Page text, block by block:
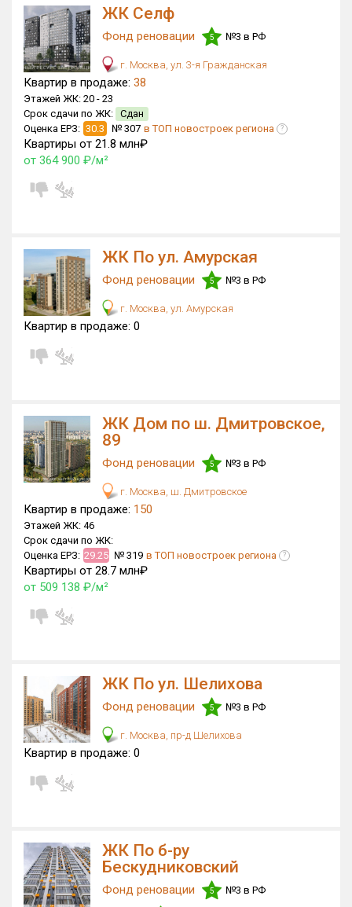
ЖК Селф
Фонд реновации 5 №3 в РФ
г. Москва, ул. 3-я Гражданская
Квартир в продаже: 38
Этажей ЖК: 20 - 23
Срок сдачи по ЖК: Сдан
Оценка ЕРЗ: 30.3 № 307 в ТОП новостроек региона ?
Квартиры от 21.8 млн₽
от 364 900 ₽/м²
ЖК По ул. Амурская
Фонд реновации 5 №3 в РФ
г. Москва, ул. Амурская
Квартир в продаже: 0
ЖК Дом по ш. Дмитровское,
89
Фонд реновации 5 №3 в РФ
г. Москва, ш. Дмитровское
Квартир в продаже: 150
Этажей ЖК: 46
Срок сдачи по ЖК:
Оценка ЕРЗ: 29.25 № 319 в ТОП новостроек региона ?
Квартиры от 28.7 млн₽
от 509 138 ₽/м²
ЖК По ул. Шелихова
Фонд реновации 5 №3 в РФ
г. Москва, пр-д Шелихова
Квартир в продаже: 0
ЖК По б-ру
Бескудниковский
Фонд реновации 5 №3 в РФ